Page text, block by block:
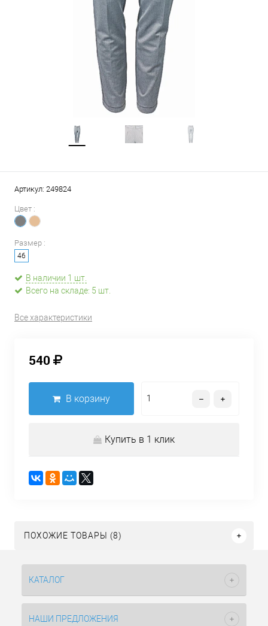
Артикул: 249824
Цвет :
Размер :
46
В наличии 1 шт.
Всего на складе: 5 шт.
Все характеристики
540
В корзину
Купить в 1 клик
ПОХОЖИЕ ТОВАРЫ (8)
КАТАЛОГ
НАШИ ПРЕДЛОЖЕНИЯ